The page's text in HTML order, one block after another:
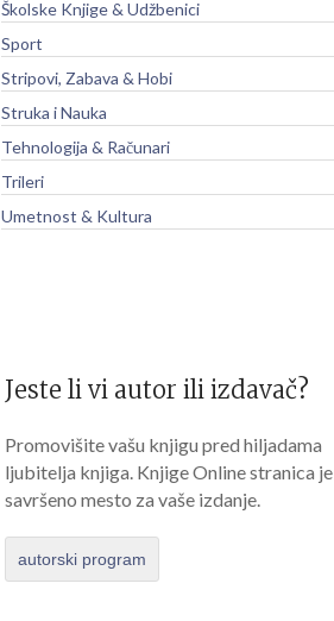
Školske Knjige & Udžbenici
Sport
Stripovi, Zabava & Hobi
Struka i Nauka
Tehnologija & Računari
Trileri
Umetnost & Kultura
Jeste li vi autor ili izdavač?
Promovišite vašu knjigu pred hiljadama
ljubitelja knjiga. Knjige Online stranica je
savršeno mesto za vaše izdanje.
autorski program